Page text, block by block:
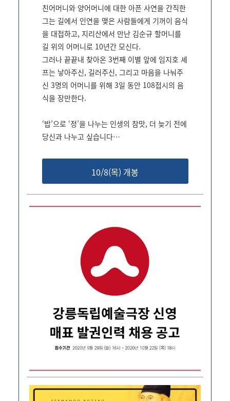
친어머니와 양어머니에 대한 아픈 사연을 간직한
그는 길에서 인연을 맺은 사람들에게 기꺼이 음식
을 대접하고, 지리산에서 만난 김순규 할머니를
길 위의 어머니로 10년간 모신다.
그러나 끝끝내 찾아온 3번째 이별 앞에 임지호 셰
프는 낳아주신, 길러주신, 그리고 마음을 나눠주
신 3명의 어머니를 위해 3일 동안 108접시의 음
식을 장만한다.
‘밥’으로 ‘정’을 나누는 인생의 참맛, 더 늦기 전에
당신과 나누고 싶습니다…
10/8(목) 개봉